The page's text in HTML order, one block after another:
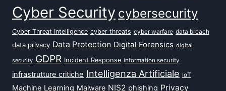
Cyber Security cybersecurity
Cyber Threat Intelligence cyber threats cyber warfare data breach
data privacy Data Protection Digital Forensics digital
security GDPR Incident Response information security
infrastrutture critiche Intelligenza Artificiale IoT
Machine Learning Malware NIS2 phishing Privacy